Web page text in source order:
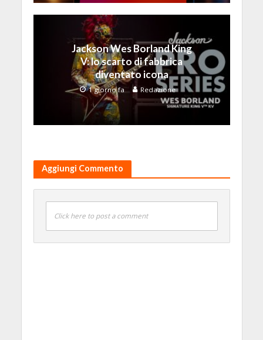
Jackson Wes Borland King
V: lo scarto di fabbrica
diventato icona
1 giorno fa Redazione
Aggiungi Commento
Click here to post a comment